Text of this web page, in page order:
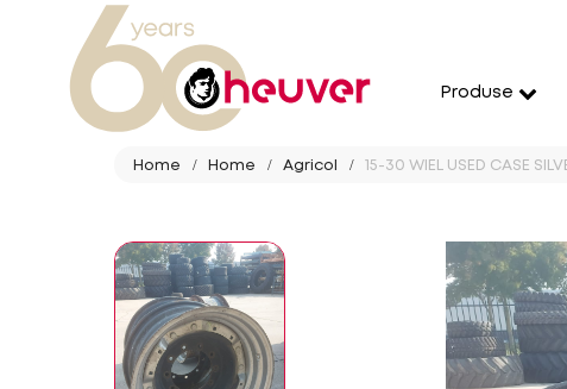
Produse
Home Home Agricol 15-30 WIEL USED CASE